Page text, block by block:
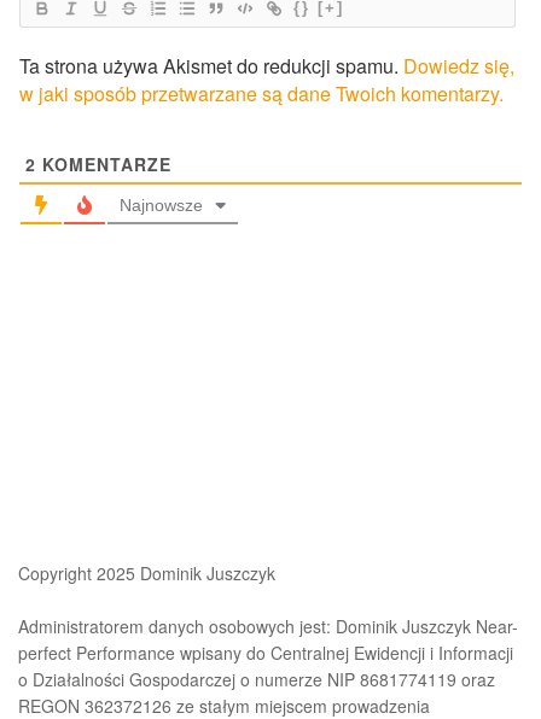
{} [+]
Ta strona używa Akismet do redukcji spamu. Dowiedz się,
w jaki sposób przetwarzane są dane Twoich komentarzy.
2 KOMENTARZE
Najnowsze
Copyright 2025 Dominik Juszczyk
Administratorem danych osobowych jest: Dominik Juszczyk Near-
perfect Performance wpisany do Centralnej Ewidencji i Informacji
o Działalności Gospodarczej o numerze NIP 8681774119 oraz
REGON 362372126 ze stałym miejscem prowadzenia